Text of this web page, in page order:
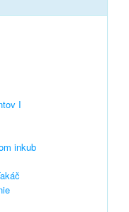
I
inkub